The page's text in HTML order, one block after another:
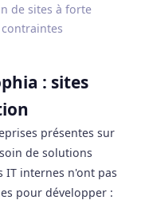
de sites à forte
: sites
présentes sur
de solutions
IT internes n'ont pas
pour développer :